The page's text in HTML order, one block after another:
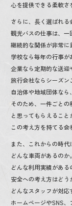
心を提供できる柔軟さ
さらに、長く選ばれる
観光バスの仕事は、
継続的な関係が非常に
学校なら毎年の行事が
企業なら定期的な送迎
旅行会社ならシーズン
自治体や地域団体な
そのため、一件ごとの
と思ってもらえること
この考え方を持てる会
また、これからの時代
どんな車両があるのか。
どんな利用実績がある
安全への考え方はどう
どんなスタッフが対応
ホームページやSNS、